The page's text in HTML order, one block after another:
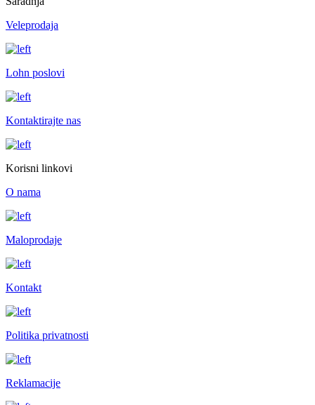
Veleprodaja
Lohn poslovi
Kontaktirajte nas
Korisni linkovi
O nama
Maloprodaje
Kontakt
Politika privatnosti
Reklamacije